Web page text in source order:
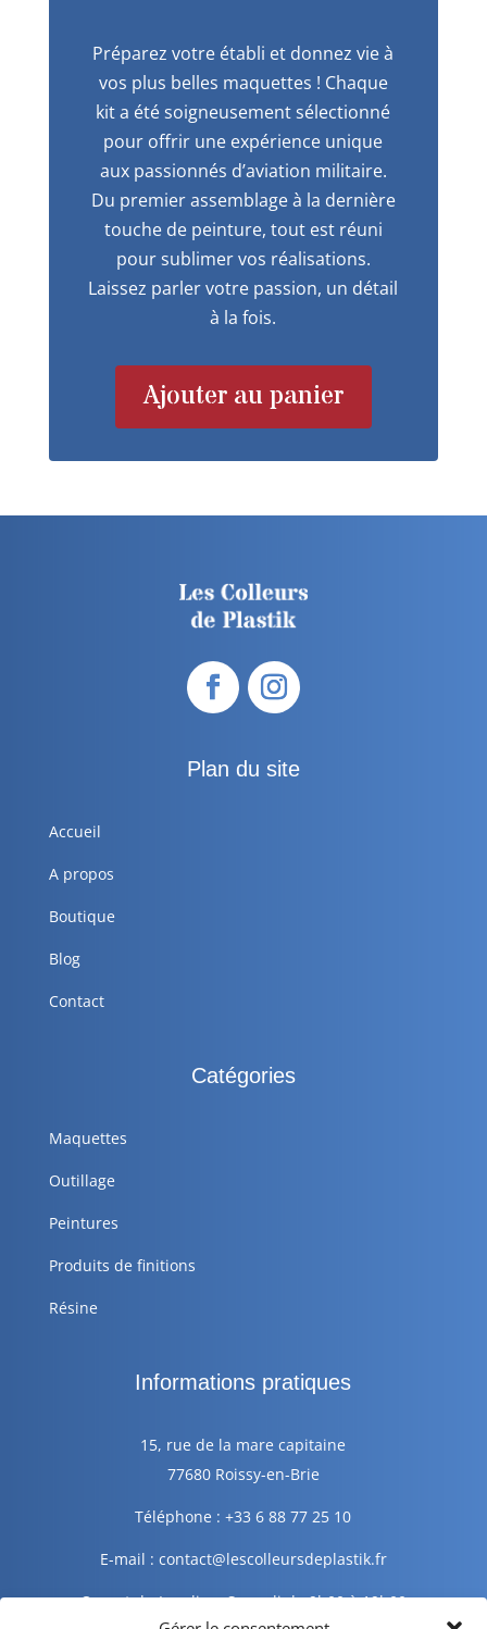
Préparez votre établi et donnez vie à
vos plus belles maquettes ! Chaque
kit a été soigneusement sélectionné
pour offrir une expérience unique
aux passionnés d’aviation militaire.
Du premier assemblage à la dernière
touche de peinture, tout est réuni
pour sublimer vos réalisations.
Laissez parler votre passion, un détail
à la fois.
Ajouter au panier
Plan du site
Accueil
A propos
Boutique
Blog
Contact
Catégories
Maquettes
Outillage
Peintures
Produits de finitions
Résine
Informations pratiques
15, rue de la mare capitaine
77680 Roissy-en-Brie
Téléphone : +33 6 88 77 25 10
E-mail : contact@lescolleursdeplastik.fr
Ouvert du Lundi au Samedi de 9h00 à 19h00